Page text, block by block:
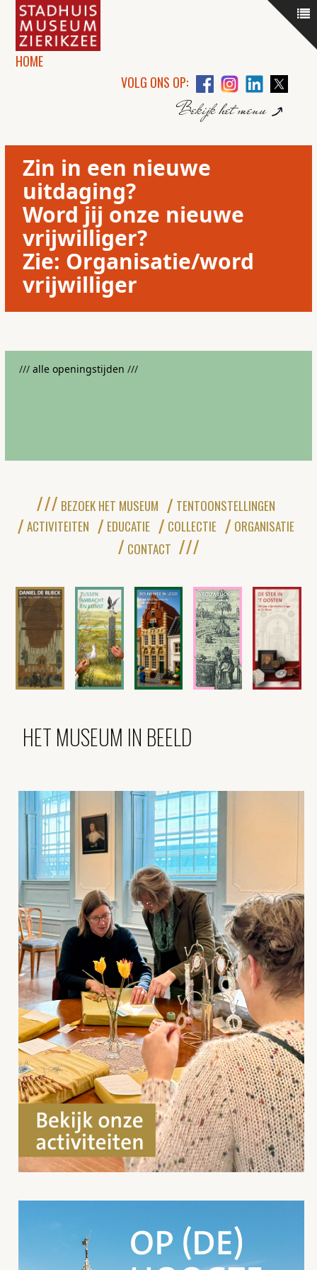
HOME
VOLG ONS OP:
Bekijk het menu
Zin in een nieuwe
uitdaging?
Word jij onze nieuwe
vrijwilliger?
Zie: Organisatie/word
vrijwilliger
///alle openingstijden ///
BEZOEK HET MUSEUM
TENTOONSTELLINGEN
ACTIVITEITEN
EDUCATIE COLLECTIE
ORGANISATIE
CONTACT
HET MUSEUM IN BEELD